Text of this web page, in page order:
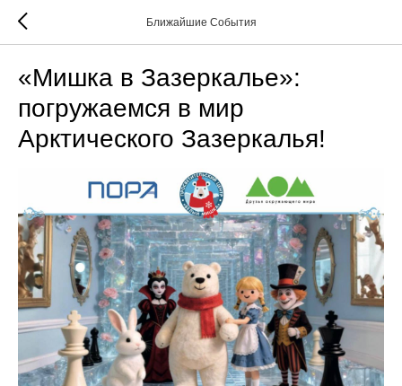
Ближайшие События
«Мишка в Зазеркалье»:
погружаемся в мир
Арктического Зазеркалья!